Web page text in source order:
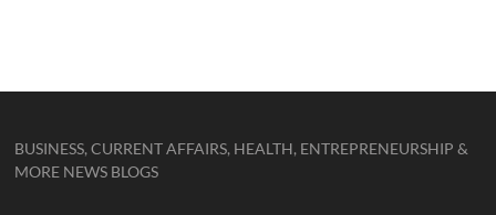
BUSINESS, CURRENT AFFAIRS, HEALTH, ENTREPRENEURSHIP &
MORE NEWS BLOGS